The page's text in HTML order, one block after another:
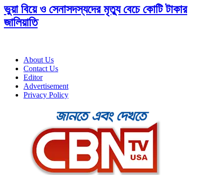
ভুয়া বিয়ে ও সেনাসদস্যদের মৃত্যু বেচে কোটি টাকার
জালিয়াতি
About Us
Contact Us
Editor
Advertisement
Privacy Policy